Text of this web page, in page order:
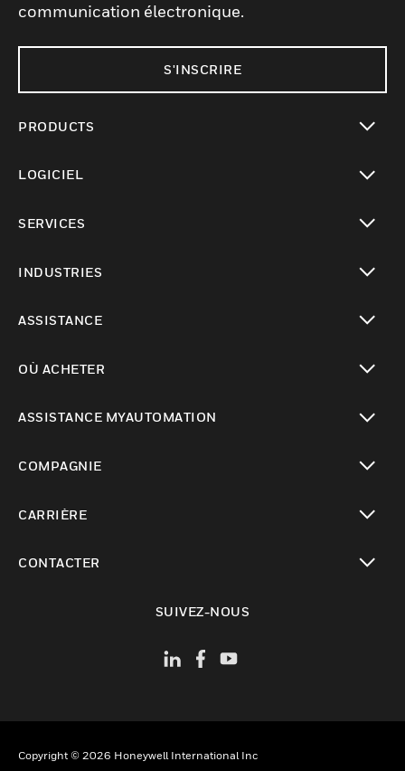
communication électronique.
S'INSCRIRE
PRODUCTS
LOGICIEL
SERVICES
INDUSTRIES
ASSISTANCE
OÙ ACHETER
ASSISTANCE MYAUTOMATION
COMPAGNIE
CARRIÈRE
CONTACTER
SUIVEZ-NOUS
Copyright © 2026 Honeywell International Inc